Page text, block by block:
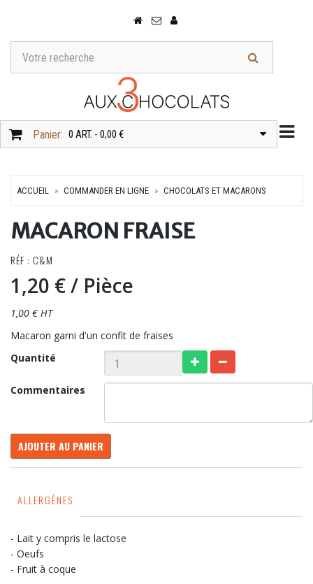
Panier: 0 ART. - 0,00 €
ACCUEIL COMMANDER EN LIGNE CHOCOLATS ET MACARONS
MACARON FRAISE
RÉF : C&M
1,20 €/ Pièce
1,00 € HT
Macaron garni d'un confit de fraises
Quantité
Commentaires
AJOUTER AU PANIER
ALLERGÈNES
- Lait y compris le lactose
- Oeufs
- Fruit à coque